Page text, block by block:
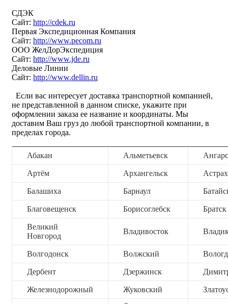
СДЭК
Сайт: http://cdek.ru
Первая Экспедиционная Компания
Сайт: http://www.pecom.ru
ООО ЖелДорЭкспедиция
Сайт: http://www.jde.ru
Деловые Линии
Сайт: http://www.dellin.ru
Если вас интересует доставка транспортной компанией,
не представленной в данном списке, укажите при
оформлении заказа ее название и координаты. Мы
доставим Ваш груз до любой транспортной компании, в
пределах города.
Абакан Альметьевск
Артём Архангельск
Балашиха Барнаул
Благовещенск Борисоглебск Братск
Великий
Новгород
Владивосток
Волгодонск Волжский
Дербент Дзержинск
Железнодорожный Жуковский